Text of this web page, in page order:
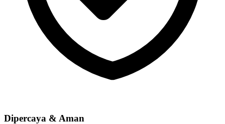
Dipercaya & Aman